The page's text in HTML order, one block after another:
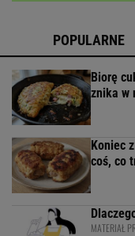
POPULARNE
Biorę
znika w
Koniec
coś, co
MATERIAŁ